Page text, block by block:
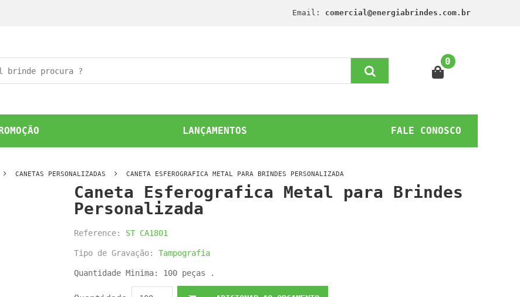
Email: comercial@energiabrindes.com.br
0
LANÇAMENTOS FALE CONOSCO
CANETAS PERSONALIZADAS CANETA ESFEROGRAFICA METAL PARA BRINDES PERSONALIZADA
Caneta Esferografica Metal para Brindes
Personalizada
Reference: ST CA1801
Tipo de Gravação: Tampografia
Quantidade Minima: 100 peças .